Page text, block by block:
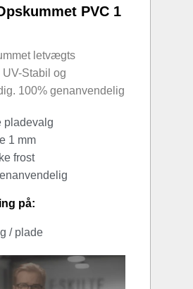
PVC 1
letvægts
Stabil og
100% genanvendelig
pladevalg
1 mm
frost
på:
/ plade